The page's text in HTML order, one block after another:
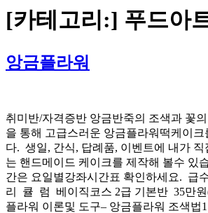
[카테고리:] 푸드아
앙금플라워
취미반/자격증반 앙금반죽의 조색과 꽃
을 통해 고급스러운 앙금플라워떡케이크
다. 생일, 간식, 답례품, 이벤트에 내가 직
는 핸드메이드 케이크를 제작해 볼수 있
간은 요일별강좌시간표 확인하세요. 급
리 큘 럼 베이직코스 2급 기본반 35만원
플라워 이론및 도구– 앙금플라워 조색법